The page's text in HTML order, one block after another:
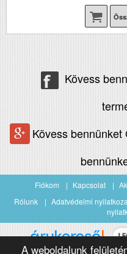
A weboldalunk
Kövess
Kövess bennünket
Fiókom Kapcsolat
Rólunk
Adatvédelmi